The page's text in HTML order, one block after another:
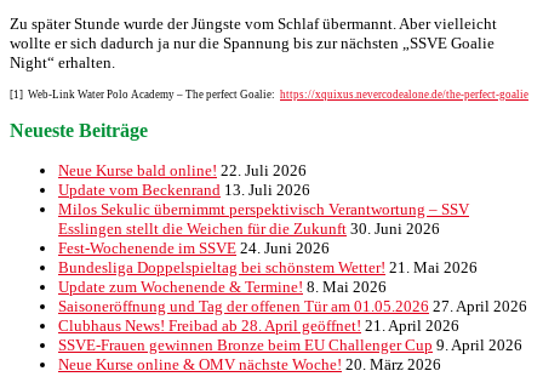
Zu später Stunde wurde der Jüngste vom Schlaf übermannt. Aber vielleicht
wollte er sich dadurch ja nur die Spannung bis zur nächsten „SSVE Goalie
Night“ erhalten.
[1] Web-Link Water Polo Academy – The perfect Goalie: https://xquixus.nevercodealone.de/the-perfect-goalie
Neueste Beiträge
Neue Kurse bald online! 22. Juli 2026
Update vom Beckenrand 13. Juli 2026
Milos Sekulic übernimmt perspektivisch Verantwortung – SSV
Esslingen stellt die Weichen für die Zukunft 30. Juni 2026
Fest-Wochenende im SSVE 24. Juni 2026
Bundesliga Doppelspieltag bei schönstem Wetter! 21. Mai 2026
Update zum Wochenende & Termine! 8. Mai 2026
Saisoneröffnung und Tag der offenen Tür am 01.05.2026 27. April 2026
Clubhaus News! Freibad ab 28. April geöffnet! 21. April 2026
SSVE-Frauen gewinnen Bronze beim EU Challenger Cup 9. April 2026
Neue Kurse online & OMV nächste Woche! 20. März 2026